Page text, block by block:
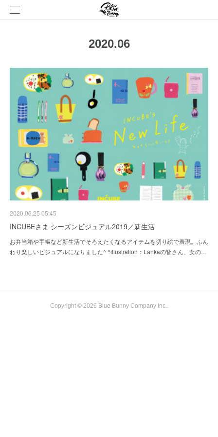
2020.06
2020.06.25 05:45
INCUBEさま シーズンビジュアル2019／新生活
お弁当箱や手帳など新生活でそろえたくなるアイテムを切り絵で表現。ふん
わり楽しいビジュアルになりました^ ^illustration：Lankaの皆さん、女の…
Copyright © 2026 Blue Bunny Company Inc..